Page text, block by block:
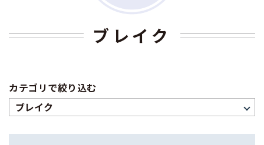
ブレイク
カテゴリで絞り込む